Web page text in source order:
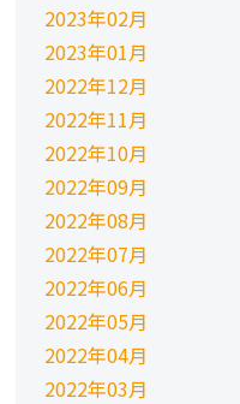
2023年02月
2023年01月
2022年12月
2022年11月
2022年10月
2022年09月
2022年08月
2022年07月
2022年06月
2022年05月
2022年04月
2022年03月